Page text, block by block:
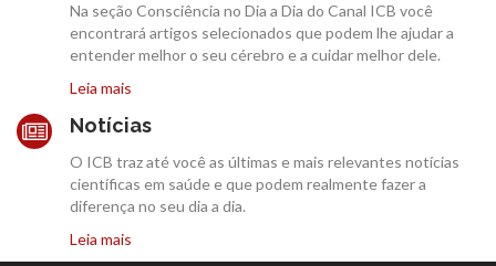
Na seção Consciência no Dia a Dia do Canal ICB você
encontrará artigos selecionados que podem lhe ajudar a
entender melhor o seu cérebro e a cuidar melhor dele.
Leia mais
Notícias
O ICB traz até você as últimas e mais relevantes notícias
científicas em saúde e que podem realmente fazer a
diferença no seu dia a dia.
Leia mais